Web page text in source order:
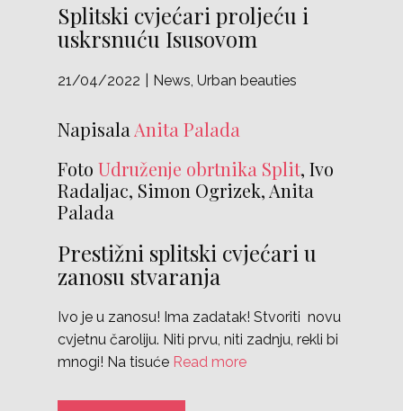
Splitski cvjećari proljeću i
uskrsnuću Isusovom
21/04/2022 News, Urban beauties
Napisala Anita Palada
Foto Udruženje obrtnika Split, Ivo
Radaljac, Simon Ogrizek, Anita
Palada
Prestižni splitski cvjećari u
zanosu stvaranja
Ivo je u zanosu! Ima zadatak! Stvoriti novu
cvjetnu čaroliju. Niti prvu, niti zadnju, rekli bi
mnogi! Na tisuće Read more